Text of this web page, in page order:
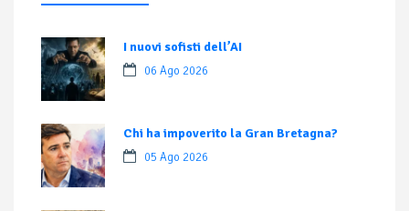
I nuovi sofisti dell’AI
06 Ago 2026
Chi ha impoverito la Gran Bretagna?
05 Ago 2026